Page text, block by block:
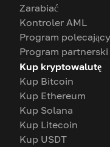
Zarabiać
Kontroler AML
Program polecający
Program partnerski
Kup kryptowalutę
Kup Bitcoin
Kup Ethereum
Kup Solana
Kup Litecoin
Kup USDT